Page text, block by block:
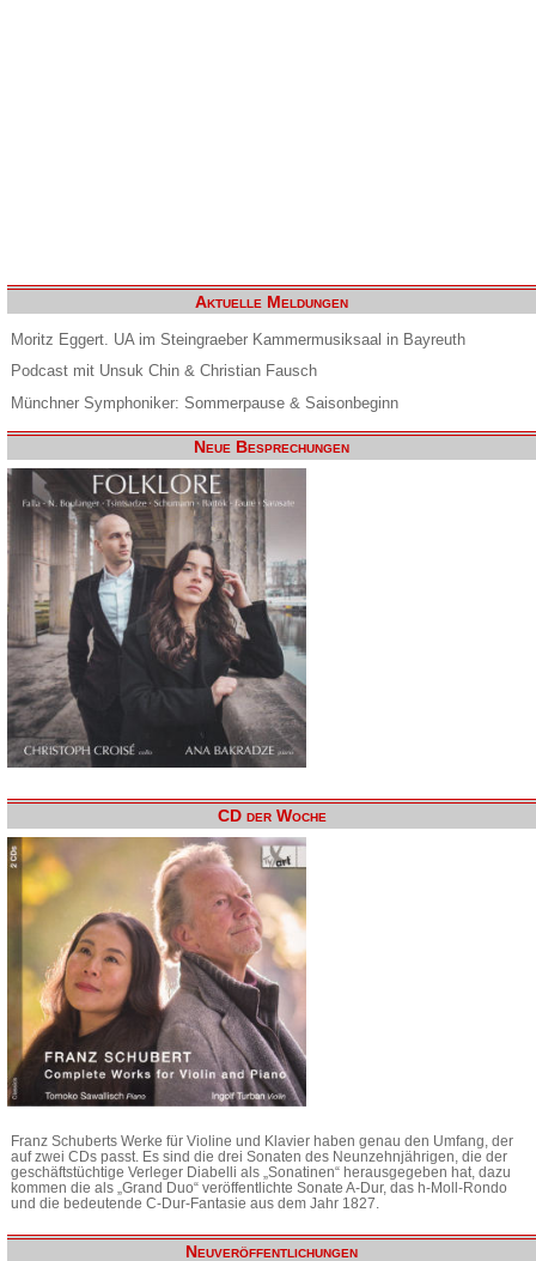
Aktuelle Meldungen
Moritz Eggert. UA im Steingraeber Kammermusiksaal in Bayreuth
Podcast mit Unsuk Chin & Christian Fausch
Münchner Symphoniker: Sommerpause & Saisonbeginn
Neue Besprechungen
CD der Woche
Franz Schuberts Werke für Violine und Klavier haben genau den Umfang, der
auf zwei CDs passt. Es sind die drei Sonaten des Neunzehnjährigen, die der
geschäftstüchtige Verleger Diabelli als „Sonatinen“ herausgegeben hat, dazu
kommen die als „Grand Duo“ veröffentlichte Sonate A-Dur, das h-Moll-Rondo
und die bedeutende C-Dur-Fantasie aus dem Jahr 1827.
Neuveröffentlichungen